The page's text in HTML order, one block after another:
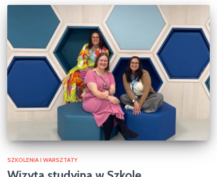
SZKOLENIA I WARSZTATY